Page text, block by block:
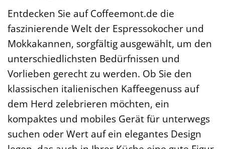
Entdecken Sie auf Coffeemont.de die
faszinierende Welt der Espressokocher und
Mokkakannen, sorgfältig ausgewählt, um den
unterschiedlichsten Bedürfnissen und
Vorlieben gerecht zu werden. Ob Sie den
klassischen italienischen Kaffeegenuss auf
dem Herd zelebrieren möchten, ein
kompaktes und mobiles Gerät für unterwegs
suchen oder Wert auf ein elegantes Design